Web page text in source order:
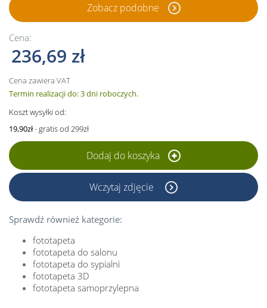
Zobacz podobne
Cena:
236,69 zł
Cena zawiera VAT
Termin realizacji do: 3 dni roboczych.
Koszt wysyłki od:
19,90zł- gratis od 299zł
Dodaj do koszyka
Wczytaj zdjęcie
Sprawdź również kategorie:
fototapeta
fototapeta do salonu
fototapeta do sypialni
fototapeta 3D
fototapeta samoprzylepna